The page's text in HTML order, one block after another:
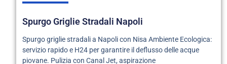
Spurgo Griglie Stradali Napoli
Spurgo griglie stradali a Napoli con Nisa Ambiente Ecologica:
servizio rapido e H24 per garantire il deflusso delle acque
piovane. Pulizia con Canal Jet, aspirazione